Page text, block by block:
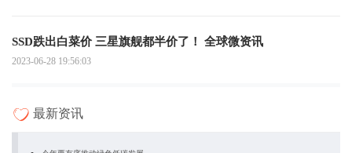
SSD跌出白菜价 三星旗舰都半价了！ 全球微资讯
2023-06-28 19:56:03
最新资讯